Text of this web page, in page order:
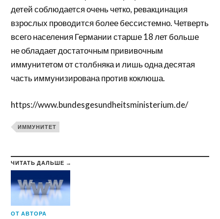
детей соблюдается очень четко, ревакцинация
взрослых проводится более бессистемно. Четверть
всего населения Германии старше 18 лет больше
не обладает достаточным прививочным
иммунитетом от столбняка и лишь одна десятая
часть иммунизирована против коклюша.
https://www.bundesgesundheitsministerium.de/
ИММУНИТЕТ
ЧИТАТЬ ДАЛЬШЕ →
ОТ АВТОРА